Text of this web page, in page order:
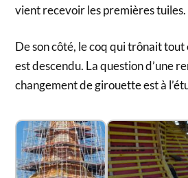
vient recevoir les premières tuiles.
De son côté, le coq qui trônait tout
est descendu. La question d’une
changement de girouette est à